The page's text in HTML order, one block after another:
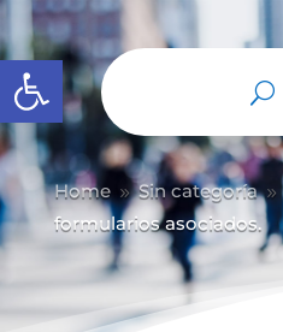
Abrir barra de herramientas
Home 9 Sin categoría 9
formularios asociados.